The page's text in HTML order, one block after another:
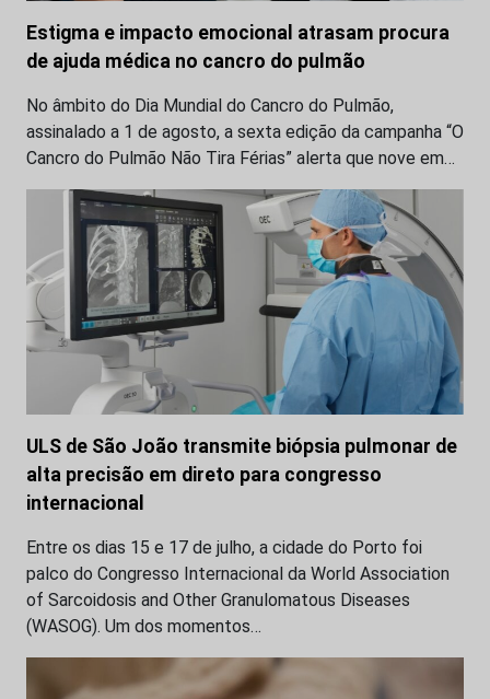
Estigma e impacto emocional atrasam procura
de ajuda médica no cancro do pulmão
No âmbito do Dia Mundial do Cancro do Pulmão,
assinalado a 1 de agosto, a sexta edição da campanha “O
Cancro do Pulmão Não Tira Férias” alerta que nove em…
ULS de São João transmite biópsia pulmonar de
alta precisão em direto para congresso
internacional
Entre os dias 15 e 17 de julho, a cidade do Porto foi
palco do Congresso Internacional da World Association
of Sarcoidosis and Other Granulomatous Diseases
(WASOG). Um dos momentos…